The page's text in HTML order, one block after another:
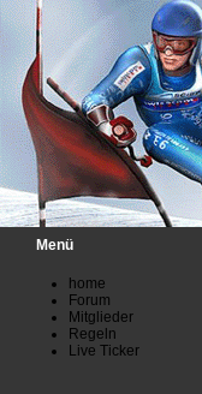
Menü
home
Forum
Mitglieder
Regeln
Live Ticker